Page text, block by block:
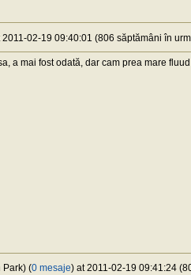
2011-02-19 09:40:01 (806 săptămâni în
a mai fost odată, dar cam prea mare
Park) (0 mesaje) at 2011-02-19 09:41:24